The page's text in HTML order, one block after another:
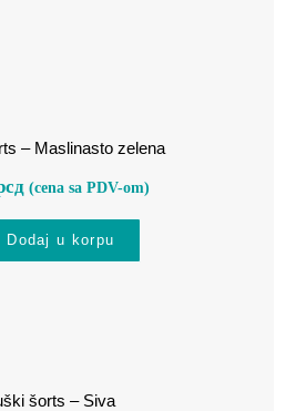
– Maslinasto zelena
(cena sa PDV-om)
Dodaj u korpu
šorts – Siva